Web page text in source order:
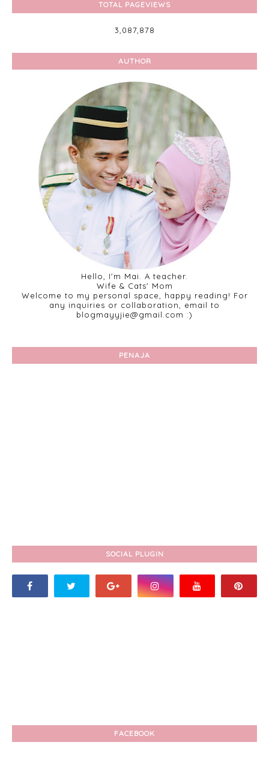
TOTAL PAGEVIEWS
3,087,878
AUTHOR
Hello, I'm Mai. A teacher.
Wife & Cats' Mom
Welcome to my personal space, happy reading! For
any inquiries or collaboration, email to
blogmayyjie@gmail.com :)
PENAJA
SOCIAL PLUGIN
FACEBOOK